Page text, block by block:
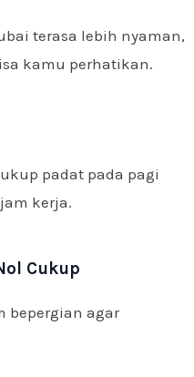
terasa lebih nyaman,
kamu perhatikan.
padat pada pagi
kerja.
Cukup
bepergian agar